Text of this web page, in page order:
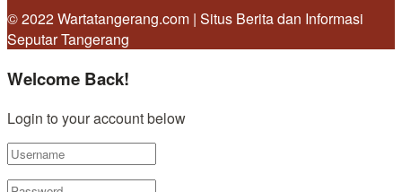
© 2022 Wartatangerang.com | Situs Berita dan Informasi
Seputar Tangerang
Welcome Back!
Login to your account below